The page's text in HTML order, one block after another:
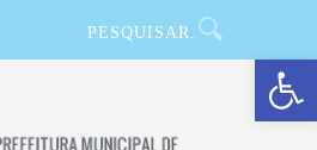
Barra de Ferramentas Aberta